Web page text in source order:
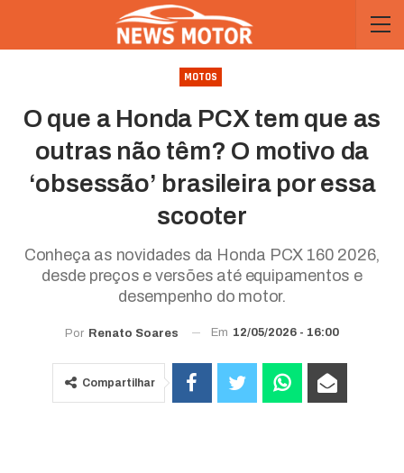
MOTOS
O que a Honda PCX tem que as
outras não têm? O motivo da
‘obsessão’ brasileira por essa
scooter
Conheça as novidades da Honda PCX 160 2026,
desde preços e versões até equipamentos e
desempenho do motor.
Por Renato Soares Em 12/05/2026 - 16:00
Compartilhar